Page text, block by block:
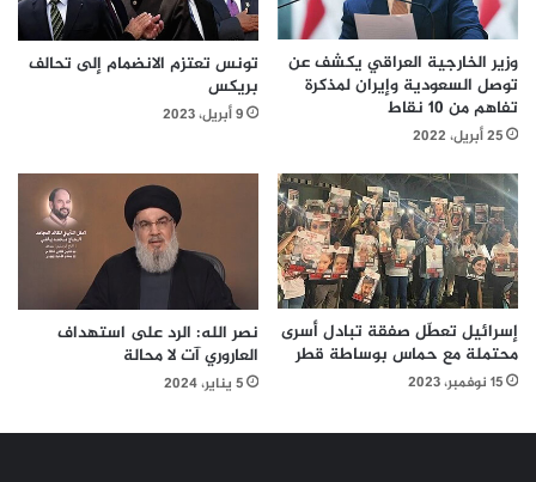
وزير الخارجية العراقي يكشف عن
توصل السعودية وإيران لمذكرة
تفاهم من 10 نقاط
25 أبريل، 2022
تونس تعتزم الانضمام إلى تحالف
بريكس
9 أبريل، 2023
إسرائيل تعطّل صفقة تبادل أسرى
محتملة مع حماس بوساطة قطر
15 نوفمبر، 2023
نصر الله: الرد على استهداف
العاروري آت لا محالة
5 يناير، 2024